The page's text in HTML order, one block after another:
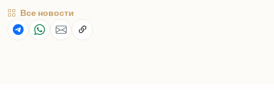
Все новости